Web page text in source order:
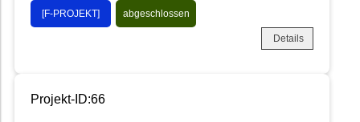
[F-PROJEKT] abgeschlossen
Details
Projekt-ID:66